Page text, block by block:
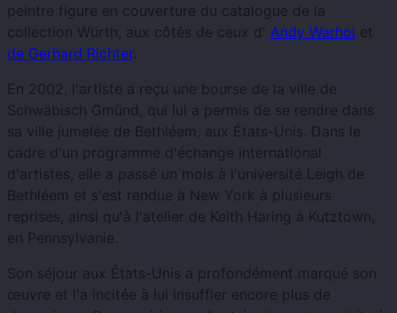
peintre figure en couverture du catalogue de la
collection Würth, aux côtés de ceux d' Andy Warhol et
de Gerhard Richter.
En 2002, l'artiste a reçu une bourse de la ville de
Schwäbisch Gmünd, qui lui a permis de se rendre dans
sa ville jumelée de Bethléem, aux États-Unis. Dans le
cadre d'un programme d'échange international
d'artistes, elle a passé un mois à l'université Leigh de
Bethléem et s'est rendue à New York à plusieurs
reprises, ainsi qu'à l'atelier de Keith Haring à Kutztown,
en Pennsylvanie.
Son séjour aux États-Unis a profondément marqué son
œuvre et l'a incitée à lui insuffler encore plus de